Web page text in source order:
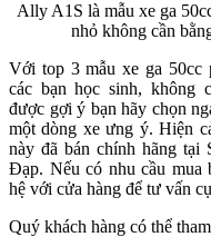
Ally A1S là mẫu xe ga
nhỏ không cần
Với top 3 mẫu xe ga 50cc
các bạn học sinh, không
được gợi ý bạn hãy chọn
một dòng xe ưng ý. Hiện
này đã bán chính hãng tại
Đạp. Nếu có nhu cầu mua
hệ với cửa hàng để tư vấn
Quý khách hàng có thể